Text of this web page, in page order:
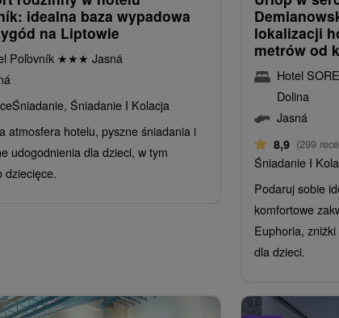
idealna baza wypadowa
na Liptowie
Poľovník ★★★ Jasná
Śniadanie, Śniadanie I Kolacja
atmosfera hotelu, pyszne śniadania i
udogodnienia dla dzieci, w tym
dziecięce.
lokalizacji
metrów od
Hotel
Dolina
Jasná
8,9 (299
Śniadanie I
Podaruj sobie
komfortowe
Euphoria,
dla dzieci.